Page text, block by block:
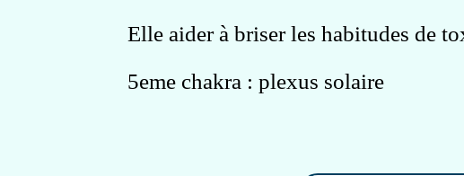
Elle aider à briser les habitudes de
5eme chakra : plexus solaire